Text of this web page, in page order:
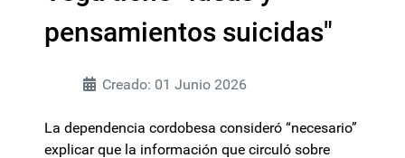
pensamientos suicidas"
Creado: 01 Junio 2026
La dependencia cordobesa consideró “necesario”
explicar que la información que circuló sobre